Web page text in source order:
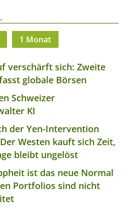
1 Monat
verschärft sich: Zweite
globale Börsen
Schweizer
KI
der Yen-Intervention
Westen kauft sich Zeit,
bleibt ungelöst
ist das neue Normal
Portfolios sind nicht